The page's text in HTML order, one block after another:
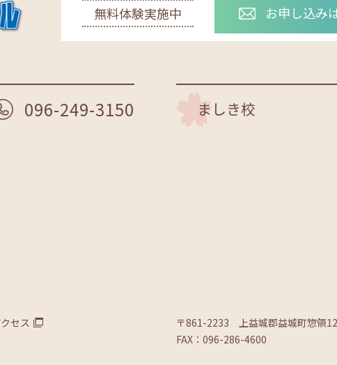
無料体験実施中 お申し込み
096-249-3150
セス
ましき校
〒861-2233 上益城郡益城町惣領
FAX：096-286-4600